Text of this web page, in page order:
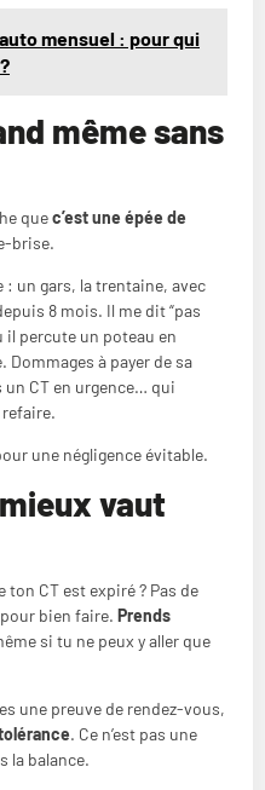
mensuel : pour qui
même sans
quec’est une épée de
brise.
un gars, la trentaine, avec
8 mois. Il me dit “pas
il percute un poteau en
à payer de sa
un CT en urgence… qui
une négligence évitable.
vaut
CT est expiré ? Pas de
bien faire. Prends
si tu ne peux y aller que
une preuve de rendez-vous,
. Ce n’est pas une
la balance.